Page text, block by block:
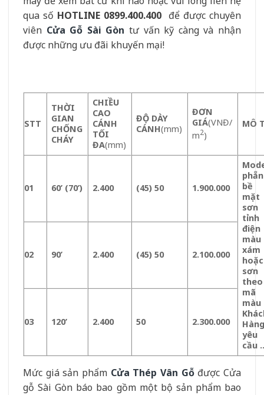
qua số HOTLINE 0899.400.400 để được chuyên
viên Cửa Gỗ Sài Gòn tư vấn kỹ càng và nhận
được những ưu đãi khuyến mại!
STT
THỜI
GIAN
CHỐNG
CHÁY
CHIỀU
CAO
CÁNH
TỐI
ĐA(mm)
ĐỘ DÀY
CÁNH(mm)
ĐƠN
GIÁ(VNĐ/
m2)
MÔ
01 60’ (70’) 2.400 (45) 50 1.900.000
bề
mặt
sơn
tỉnh
điện
màu
xám
hoặc
sơn
theo
mã
màu
yêu
cầu
02 90’ 2.400 (45) 50 2.100.000
03 120’ 2.400 50 2.300.000
Mức giá sản phẩm Cửa Thép Vân Gỗđược Cửa
gỗ Sài Gòn báo bao gồm một bộ sản phẩm bao